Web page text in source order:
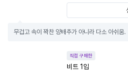
무겁고 속이 꽉찬 양배추가 아니라 다소 아쉬움.
직접 구매한
비트 1입